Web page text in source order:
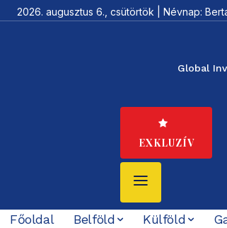
2026. augusztus 6., csütörtök | Névnap:
Global
EXKLUZÍV
Főoldal Belföld Külföld